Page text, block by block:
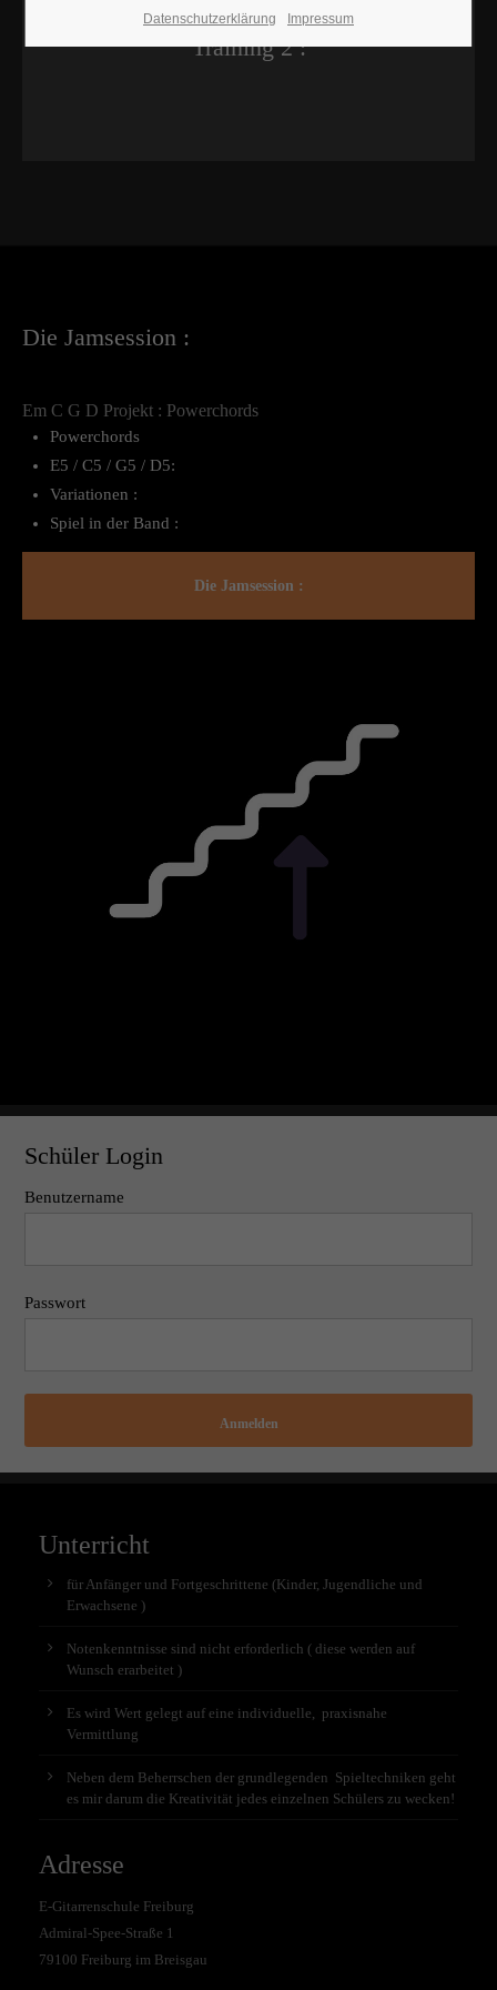
Training 2 :
Die Jamsession :
Em C G D Projekt : Powerchords
Powerchords
E5 / C5 / G5 / D5:
Variationen :
Spiel in der Band :
Die Jamsession :
Schüler Login
Benutzername
Passwort
Anmelden
Unterricht
für Anfänger und Fortgeschrittene (Kinder, Jugendliche und
Erwachsene )
Notenkenntnisse sind nicht erforderlich ( diese werden auf
Wunsch erarbeitet )
Es wird Wert gelegt auf eine individuelle, praxisnahe
Vermittlung
Neben dem Beherrschen der grundlegenden Spieltechniken geht
es mir darum die Kreativität jedes einzelnen Schülers zu wecken!
Adresse
E-Gitarrenschule Freiburg
Admiral-Spee-Straße 1
79100 Freiburg im Breisgau
Datenschutzerklärung Impressum